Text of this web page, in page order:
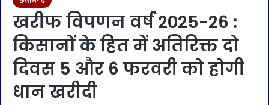
खरीफ विपणन वर्ष 2025-26 :
किसानों के हित में अतिरिक्त दो
दिवस 5 और 6 फरवरी को होगी
धान खरीदी